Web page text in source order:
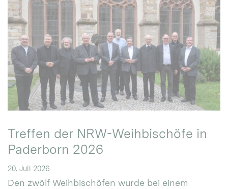
Treffen der NRW-Weihbischöfe in
Paderborn 2026
20. Juli 2026
Den zwölf Weihbischöfen wurde bei einem